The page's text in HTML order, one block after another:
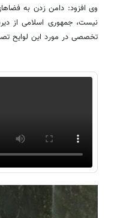
وی افزود: دامن زدن به
نیست، جمهوری اسلامی از
تخصصی در مورد این لوایح